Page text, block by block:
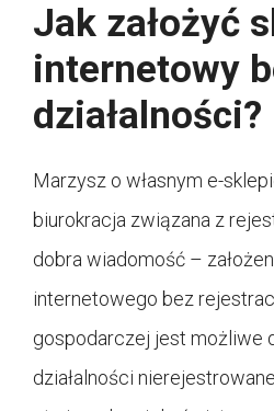
Jak założyć
internetowy
działalności?
Marzysz o własnym e-
biurokracja związana z
dobra wiadomość –
internetowego bez
gospodarczej jest możliwe
działalności